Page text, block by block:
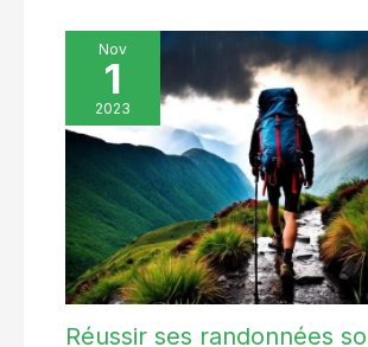
Nov
1
2023
Réussir ses randonnées